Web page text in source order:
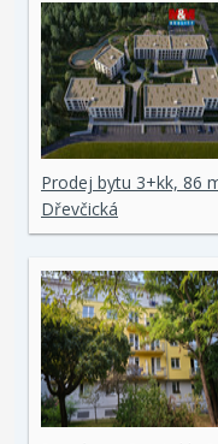
Prodej bytu 3+kk, 86
Dřevčická